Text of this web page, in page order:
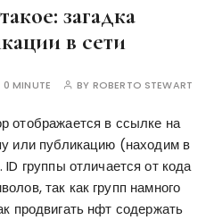
загадка
в сети
0 MINUTE BY ROBERTO STEWART
отображается в ссылке на
или публикацию (находим в
группы отличается от кода
так как групп намного
продвигать нфт содержать